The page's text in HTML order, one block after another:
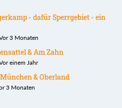
- dafür Sperrgebiet - ein
3 Monaten
& Am Zahn
einem Jahr
& Oberland
3 Monaten